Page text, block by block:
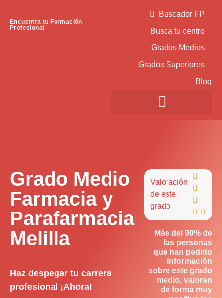
Encuentra tu Formación
Profesional
Buscador FP
Busca tu centro
Grados Medios
Grados Superiores
Blog
Grado Medio
Farmacia y
Parafarmacia
Melilla
Haz despegar tu carrera
profesional ¡Ahora!
Valoración
de este
grado



 
Más del 90% de
las personas
que han pedido
información
sobre este grado
medio, valoran
de forma muy